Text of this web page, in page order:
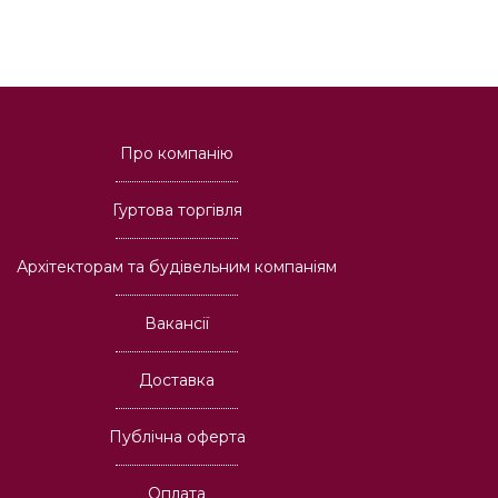
Про компанію
Гуртова торгівля
Архітекторам та будівельним компаніям
Вакансії
Доставка
Публічна оферта
Оплата